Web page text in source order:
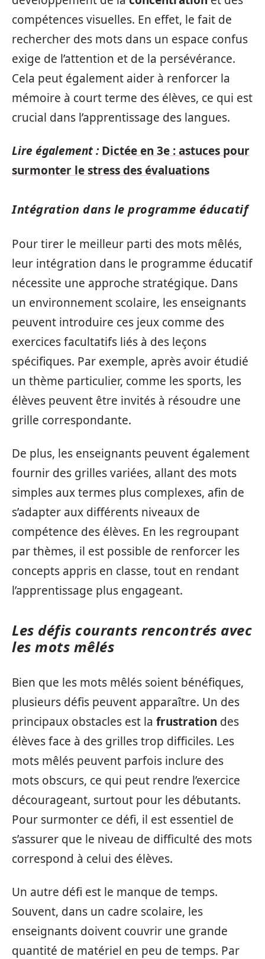
compétences visuelles. En effet, le fait de
rechercher des mots dans un espace confus
exige de l’attention et de la persévérance.
Cela peut également aider à renforcer la
mémoire à court terme des élèves, ce qui est
crucial dans l’apprentissage des langues.
Lire également : Dictée en 3e : astuces pour
surmonter le stress des évaluations
Intégration dans le programme éducatif
Pour tirer le meilleur parti des mots mêlés,
leur intégration dans le programme éducatif
nécessite une approche stratégique. Dans
un environnement scolaire, les enseignants
peuvent introduire ces jeux comme des
exercices facultatifs liés à des leçons
spécifiques. Par exemple, après avoir étudié
un thème particulier, comme les sports, les
élèves peuvent être invités à résoudre une
grille correspondante.
De plus, les enseignants peuvent également
fournir des grilles variées, allant des mots
simples aux termes plus complexes, afin de
s’adapter aux différents niveaux de
compétence des élèves. En les regroupant
par thèmes, il est possible de renforcer les
concepts appris en classe, tout en rendant
l’apprentissage plus engageant.
Les défis courants rencontrés avec
les mots mêlés
Bien que les mots mêlés soient bénéfiques,
plusieurs défis peuvent apparaître. Un des
principaux obstacles est la frustration des
élèves face à des grilles trop difficiles. Les
mots mêlés peuvent parfois inclure des
mots obscurs, ce qui peut rendre l’exercice
décourageant, surtout pour les débutants.
Pour surmonter ce défi, il est essentiel de
s’assurer que le niveau de difficulté des mots
correspond à celui des élèves.
Un autre défi est le manque de temps.
Souvent, dans un cadre scolaire, les
enseignants doivent couvrir une grande
quantité de matériel en peu de temps. Par